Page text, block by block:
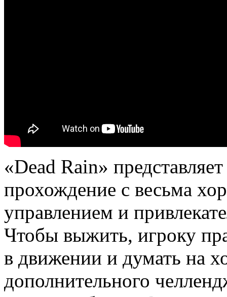
«Dead Rain»
прохождение с весьма
управлением и
Чтобы выжить, игроку
в движении и думать на
дополнительного